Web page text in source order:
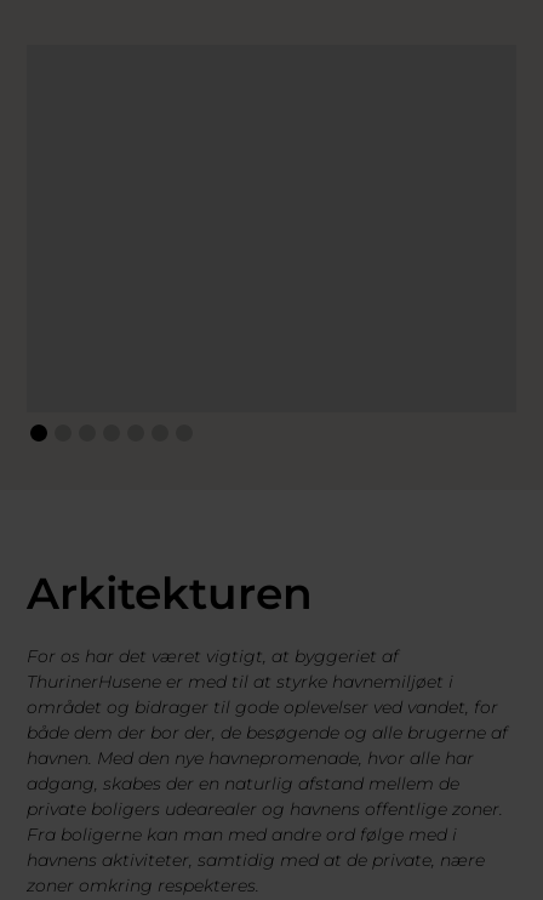
Arkitekturen
For os har det været vigtigt, at byggeriet af
ThurinerHusene er med til at styrke havnemiljøet i
området og bidrager til gode oplevelser ved vandet, for
både dem der bor der, de besøgende og alle brugerne af
havnen. Med den nye havnepromenade, hvor alle har
adgang, skabes der en naturlig afstand mellem de
private boligers udearealer og havnens offentlige zoner.
Fra boligerne kan man med andre ord følge med i
havnens aktiviteter, samtidig med at de private, nære
zoner omkring respekteres.